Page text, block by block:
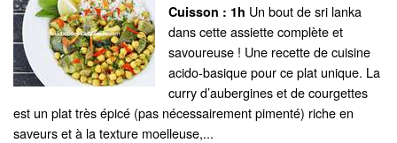
Cuisson : 1h Un bout de sri lanka
dans cette assiette complète et
savoureuse ! Une recette de cuisine
acido-basique pour ce plat unique. La
curry d’aubergines et de courgettes
est un plat très épicé (pas nécessairement pimenté) riche en
saveurs et à la texture moelleuse,...